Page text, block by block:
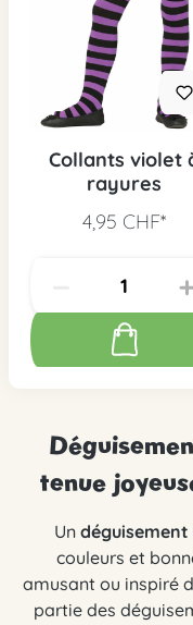
Collants violet
rayures
4,95 CHF*
tenue
Un
couleurs et
amusant ou inspiré
partie des